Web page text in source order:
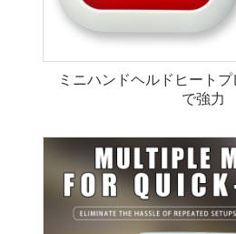
ミニハンドヘルドヒート
で強力